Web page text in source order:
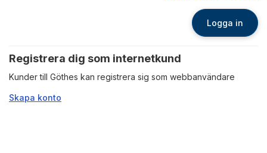
Logga in
Registrera dig som internetkund
Kunder till Göthes kan registrera sig som webbanvändare
Skapa konto